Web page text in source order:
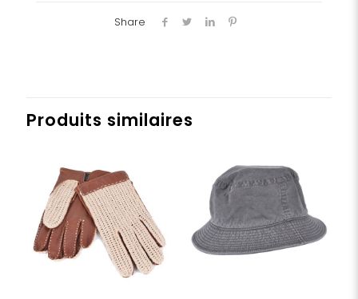
Share
Produits similaires